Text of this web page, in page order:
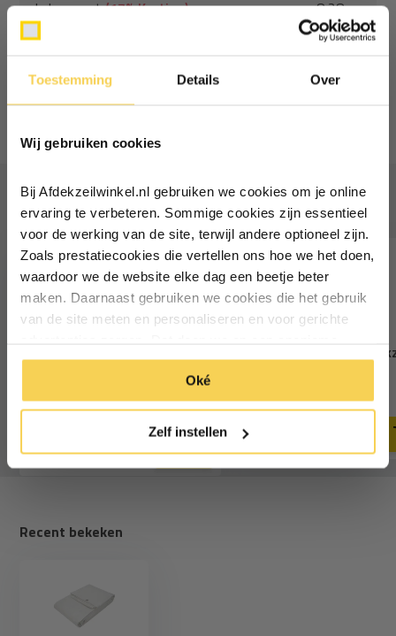
Toestemming Details Over
Wij gebruiken cookies
Bij Afdekzeilwinkel.nl gebruiken we cookies om je online
ervaring te verbeteren. Sommige cookies zijn essentieel
voor de werking van de site, terwijl andere optioneel zijn.
Zoals prestatiecookies die vertellen ons hoe we het doen,
waardoor we de website elke dag een beetje beter
maken. Daarnaast gebruiken we cookies die het gebruik
van de site meten en personaliseren en voor gerichte
manier. Klik op 'Oké' om alle cookies te accepteren. Of
klik op ‘alleen essentiele’ als je niet akkoord gaat met
cookies.
Oké
Zelf instellen
Je bespaart(17% Korting)
8,28
Combideal:
44,48
Toevoegen aan winkelwagen
Vaak samen gekocht
199,-
Deliverytime
5x6 wit 250gr
Deliverytime
Recent bekeken
Ontvang €5,- korting!
Schrijf je in voor de nieuwsbrief en
Vul je e-mailadres in‍⁪⁪
Particulier Zakelijk
Inschrijven
*Geldig bij minimale besteding vanaf €75